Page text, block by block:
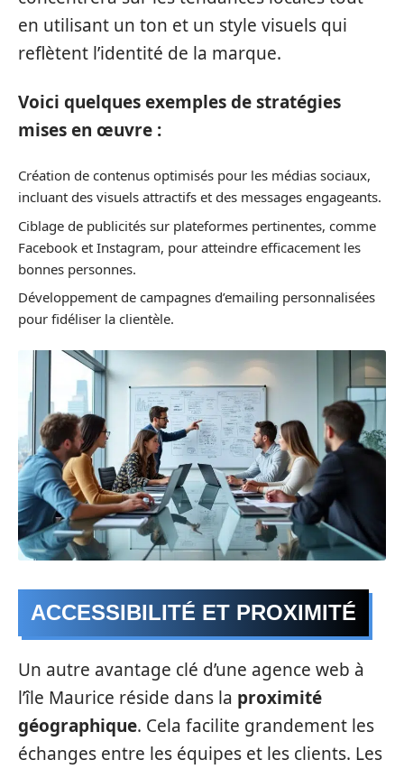
en utilisant un ton et un style visuels qui
reflètent l’identité de la marque.
Voici quelques exemples de stratégies
mises en œuvre :
Création de contenus optimisés pour les médias sociaux,
incluant des visuels attractifs et des messages engageants.
Ciblage de publicités sur plateformes pertinentes, comme
Facebook et Instagram, pour atteindre efficacement les
bonnes personnes.
Développement de campagnes d’emailing personnalisées
pour fidéliser la clientèle.
ACCESSIBILITÉ ET PROXIMITÉ
Un autre avantage clé d’une agence web à
l’île Maurice réside dans la proximité
géographique. Cela facilite grandement les
échanges entre les équipes et les clients. Les